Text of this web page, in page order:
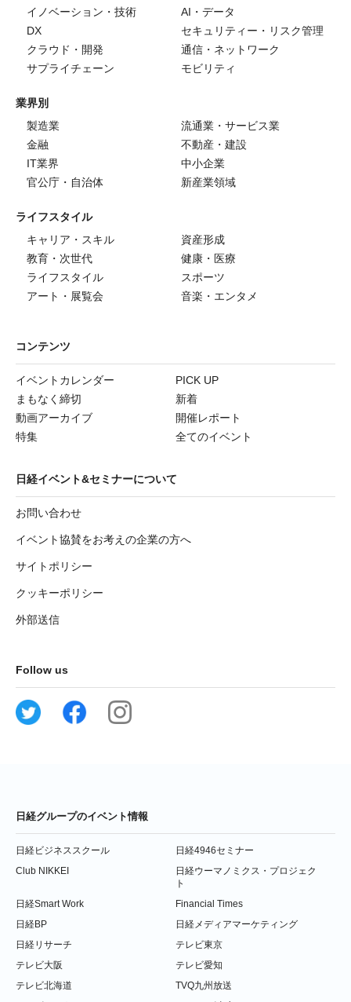
イノベーション・技術
AI・データ
DX
セキュリティー・リスク管理
クラウド・開発
通信・ネットワーク
サプライチェーン
モビリティ
業界別
製造業
流通業・サービス業
金融
不動産・建設
IT業界
中小企業
官公庁・自治体
新産業領域
ライフスタイル
キャリア・スキル
資産形成
教育・次世代
健康・医療
ライフスタイル
スポーツ
アート・展覧会
音楽・エンタメ
コンテンツ
イベントカレンダー
PICK UP
まもなく締切
新着
動画アーカイブ
開催レポート
特集
全てのイベント
日経イベント&セミナーについて
お問い合わせ
イベント協賛をお考えの企業の方へ
サイトポリシー
クッキーポリシー
外部送信
Follow us
日経グループのイベント情報
日経ビジネススクール
日経4946セミナー
Club NIKKEI
日経ウーマノミクス・プロジェク
ト
日経Smart Work
Financial Times
日経BP
日経メディアマーケティング
日経リサーチ
テレビ東京
テレビ大阪
テレビ愛知
テレビ北海道
TVQ九州放送